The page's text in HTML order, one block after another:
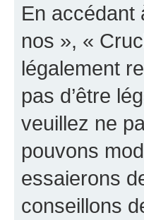
En accédant
nos », «
légalement
pas d’être
veuillez ne
pouvons
essaierons
conseillons